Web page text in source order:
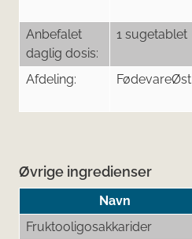
Anbefalet
daglig dosis:
1 sugetablet
Afdeling:
FødevareØst
Øvrige ingredienser
Navn
Fruktooligosakkarider